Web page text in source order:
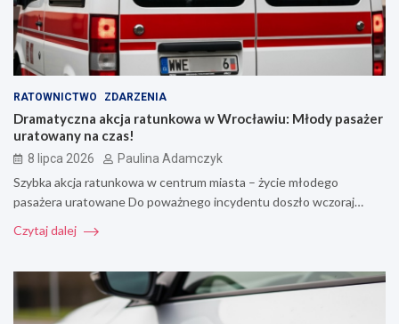
RATOWNICTWO ZDARZENIA
Dramatyczna akcja ratunkowa w Wrocławiu: Młody pasażer
uratowany na czas!
8 lipca 2026 Paulina Adamczyk
Szybka akcja ratunkowa w centrum miasta – życie młodego
pasażera uratowane Do poważnego incydentu doszło wczoraj…
Czytaj dalej